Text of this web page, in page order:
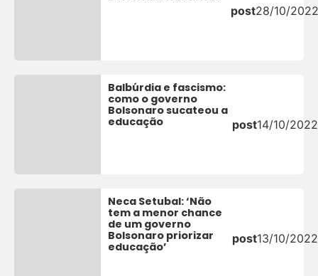
post28/10/
Balbúrdia e fascismo:
como o governo
Bolsonaro sucateou a
educação
post14/10/2022
Neca Setubal: ‘Não
tem a menor chance
de um governo
Bolsonaro priorizar
educação’
post13/10/2022